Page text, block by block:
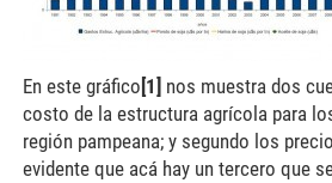
En este gráfico [1] nos muestra dos
costo de la estructura agrícola para
región pampeana; y segundo los
evidente que acá hay un tercero que